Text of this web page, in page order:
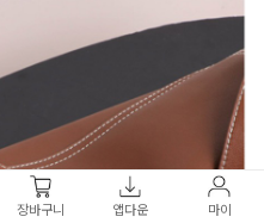
장바구니 앱다운 마이